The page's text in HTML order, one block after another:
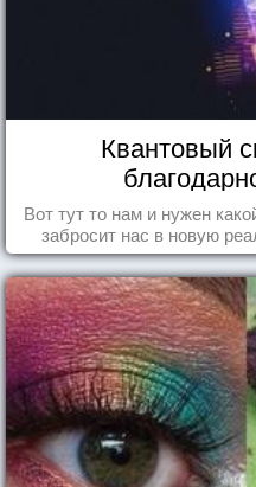
Квантовый
Вот тут то нам и нужен
забросит нас в новую